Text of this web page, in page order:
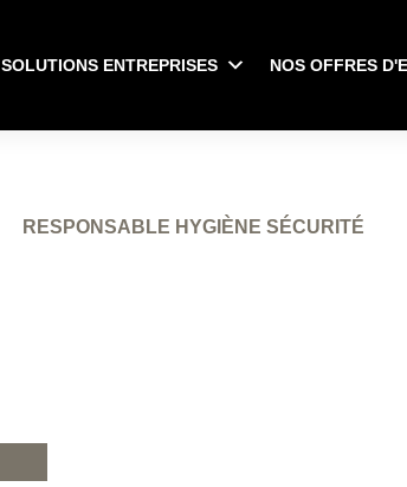
SOLUTIONS ENTREPRISES NOS OFFRES
RESPONSABLE HYGIÈNE SÉCURITÉ